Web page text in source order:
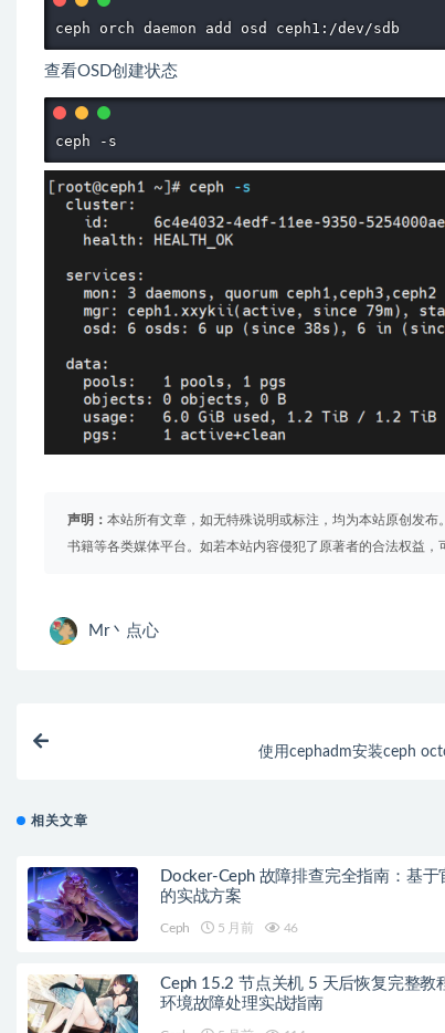
ceph orch daemon add osd ceph1:/dev/sdb
查看OSD创建状态
ceph -s
声明： 本站所有文章，如无特殊说明或标注，均为本站原创发
书籍等各类媒体平台。如若本站内容侵犯了原著者的合法权益，
Mr丶点心
使用cephadm安装ceph
相关文章
Docker-Ceph 故障排查完全指南：基于
的实战方案
Ceph 5 月前 46
Ceph 15.2 节点关机 5 天后恢复完整教
环境故障处理实战指南